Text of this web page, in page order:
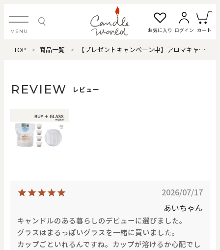
MENU お気に入り ログイン カート
ログイン・新規会員登録
すべてのアイテム
#タグから探す
価格で探す
TOP 商品一覧 【プレゼントキャンペーン中】アロマキャンドル「コロンカップ」（シャンプーフローラル）
REVIEW レビュー
2026/07/17
あいちゃん
キャンドルのある暮らしのデビューに選びました。
グラスはまるっぽいグラスを一緒に買いました。
カップごといれるんですね。カップが溶けるか心配でし